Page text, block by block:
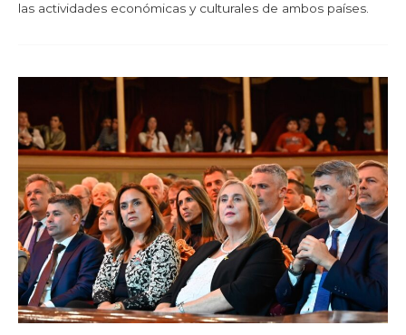
las actividades económicas y culturales de ambos países.